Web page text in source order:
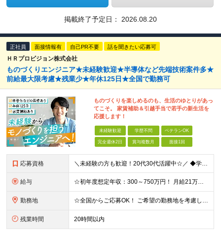
掲載終了予定日： 2026.08.20
正社員 面接情報有 自己PR不要 話を聞きたい応募可
ＨＲプロビジョン株式会社
ものづくりエンジニア★未経験歓迎★半導体など先端技術案件多★
前給最大限考慮★残業少★年休125日★全国で勤務可
ものづくりを楽しめるのも、生活のゆとりがあっ
てこそ。 家賃補助＆引越手当で若手の新生活を
応援します！
未経験歓迎 学歴不問 ベテランOK
完全週休2日 賞与複数月 面接1回
応募資格 ＼未経験の方も歓迎！20代30代活躍中☆／ ◆学歴不問 ◆経験不問 ☆豊富に案件を取り揃えているため、言語やフェーズ、レベル感は問いません！ ☆経験に応じて即戦力として活躍いただくことも◎ ☆何らか
給与 ☆初年度想定年収：300～750万円！ 月給21万円～45万円＋残業代全額支給＋各種手当！ 【500以上の給与テーブルで納得感ある評価体制◎】 【様々な手当をご用意しています！】 ◆通勤手当 ◆
勤務地 ☆全国からご応募OK！ ご希望の勤務地を考慮し、全国各地で勤務いただけます◎ ＼東北・北陸地域の採用を強化中です！／ 【該当地域】 └北海道・岩手・宮城・福島・茨城・栃木・群馬・埼玉・東京・神奈川
残業時間 20時間以内